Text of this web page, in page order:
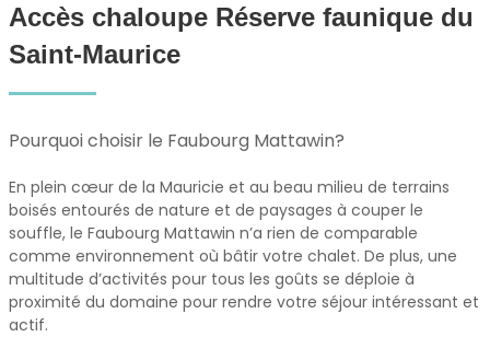
Accès chaloupe Réserve faunique du
Saint‑Maurice
Pourquoi choisir le Faubourg Mattawin?
En plein cœur de la Mauricie et au beau milieu de terrains
boisés entourés de nature et de paysages à couper le
souffle, le Faubourg Mattawin n’a rien de comparable
comme environnement où bâtir votre chalet. De plus, une
multitude d’activités pour tous les goûts se déploie à
proximité du domaine pour rendre votre séjour intéressant et
actif.